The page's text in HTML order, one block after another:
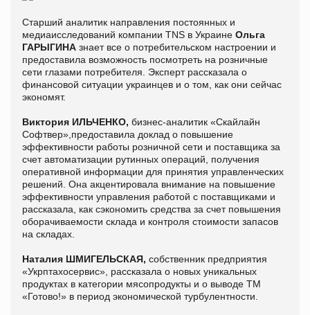
Старший аналитик направления постоянных и
медиаисследований компании TNS в Украине Ольга
ГАРЫГИНА знает все о потребительском настроении и
предоставила возможность посмотреть на розничные
сети глазами потребителя. Эксперт рассказала о
финансовой ситуации украинцев и о том, как они сейчас
экономят.
Виктория ИЛЬЧЕНКО, бизнес-аналитик «Скайлайн
Софтвер»,предоставила доклад о повышение
эффективности работы розничной сети и поставщика за
счет автоматизации рутинных операций, получения
оперативной информации для принятия управленческих
решений. Она акцентировала внимание на повышение
эффективности управления работой с поставщиками и
рассказала, как сэкономить средства за счет повышения
оборачиваемости склада и контроля стоимости запасов
на складах.
Наталия ШМИГЕЛЬСКАЯ, собственник предприятия
«Укрптахосервис», рассказала о новых уникальных
продуктах в категории мясопродукты и о выводе ТМ
«Готово!» в период экономической турбулентности.